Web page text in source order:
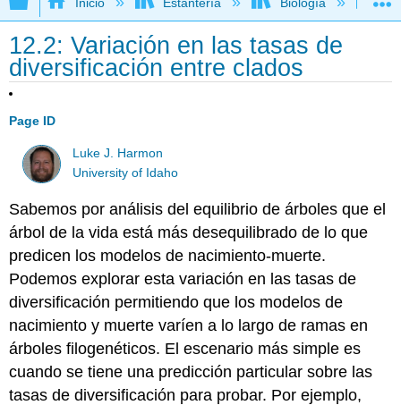
12.2: Variación en las tasas de
diversificación entre clados
Page ID
Luke J. Harmon
University of Idaho
Sabemos por análisis del equilibrio de árboles que el
árbol de la vida está más desequilibrado de lo que
predicen los modelos de nacimiento-muerte.
Podemos explorar esta variación en las tasas de
diversificación permitiendo que los modelos de
nacimiento y muerte varíen a lo largo de ramas en
árboles filogenéticos. El escenario más simple es
cuando se tiene una predicción particular sobre las
tasas de diversificación para probar. Por ejemplo,